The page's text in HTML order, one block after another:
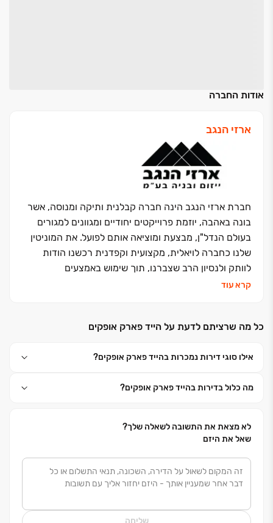
אודות החברה
ארזי הנגב
חברת ארזי הנגב הינה חברה קבלנית ותיקה ומנוסה, אשר
בונה באהבה, יוזמת פרוייקטים יחודיים ומגוונים למגורים
בעולם הנדל"ן, מבצעת ומוציאה אותם לפועל. את המוניטין
שלנו כחברה לויאלית, מקצועית וקפדנית רכשנו הודות
לוותק ולנסיון הרב שצברנו, תוך שימוש באמצעים
טכנולוגיים מובילים וחדשניים בתחומם. הפרויקטים של ארזי
עבורכם את איכות החיים. האיכות של ארזי הנגב נמדדת
פועלים בשקיפות מלאה מול לקוחותנו, תוך מתן שירות אדיב
לרגע שבו תפסעו אל הבית לראשונה.
איתכם תמיד, ארזי הנגב.
קרא עוד
כל מה שרציתם לדעת על הייד פארק אופקים
אילו סוגי דירות נמכרות בהייד פארק אופקים?
מה כלול בדירות בהייד פארק אופקים?
לא מצאת את התשובה לשאלה שלך?
שאל את היזם
שליחה